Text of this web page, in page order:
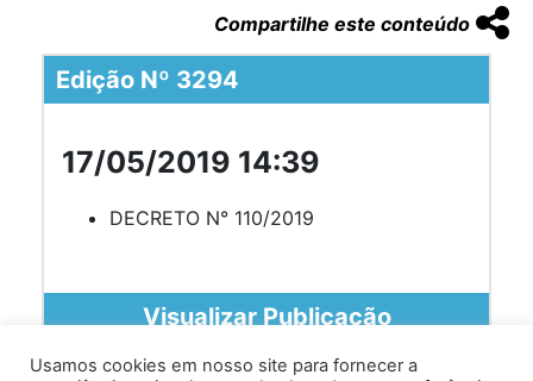
Compartilhe este conteúdo
Edição Nº 3294
17/05/2019 14:39
DECRETO N° 110/2019
Visualizar Publicação
Usamos cookies em nosso site para fornecer a